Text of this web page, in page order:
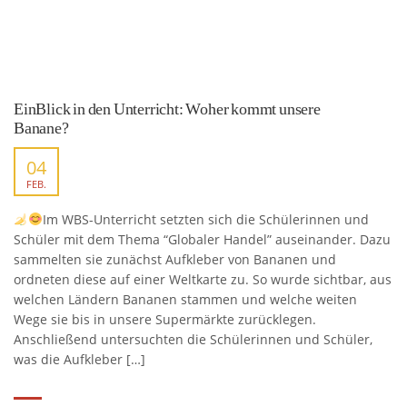
EinBlick in den Unterricht: Woher kommt unsere
Banane?
04
FEB.
Im WBS-Unterricht setzten sich die Schülerinnen und
Schüler mit dem Thema “Globaler Handel” auseinander. Dazu
sammelten sie zunächst Aufkleber von Bananen und
ordneten diese auf einer Weltkarte zu. So wurde sichtbar, aus
welchen Ländern Bananen stammen und welche weiten
Wege sie bis in unsere Supermärkte zurücklegen.
Anschließend untersuchten die Schülerinnen und Schüler,
was die Aufkleber […]